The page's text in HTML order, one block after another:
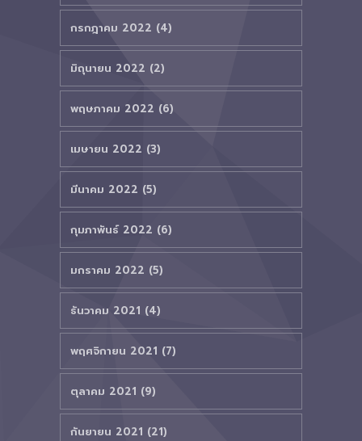
กรกฎาคม 2022 (4)
มิถุนายน 2022 (2)
พฤษภาคม 2022 (6)
เมษายน 2022 (3)
มีนาคม 2022 (5)
กุมภาพันธ์ 2022 (6)
มกราคม 2022 (5)
ธันวาคม 2021 (4)
พฤศจิกายน 2021 (7)
ตุลาคม 2021 (9)
กันยายน 2021 (21)